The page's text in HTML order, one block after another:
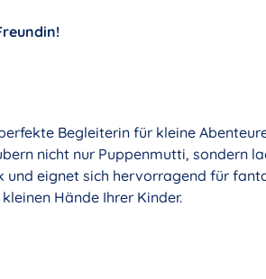
Begleiterin für kleine
nicht nur Puppenmutti, sondern
eignet sich hervorragend für
Hände Ihrer Kinder.